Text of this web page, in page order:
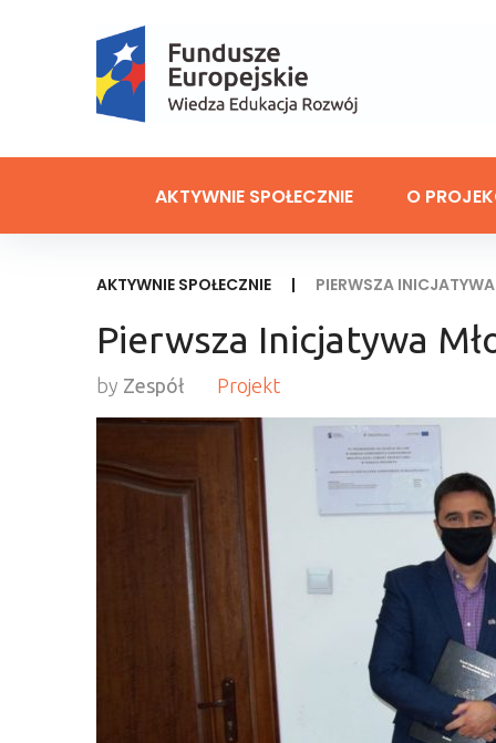
AKTYWNIE SPOŁECZNIE O
AKTYWNIE SPOŁECZNIE | PIERWSZA
Pierwsza Inicjatywa
by Zespół Projekt